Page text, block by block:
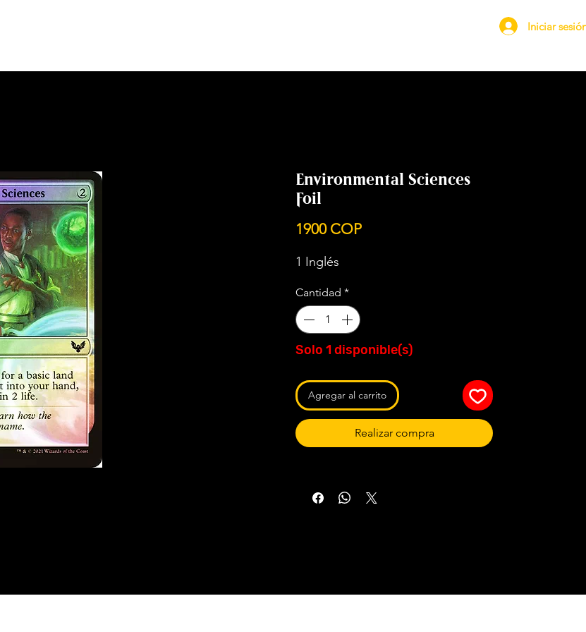
Iniciar
Environmental Sciences
Foil
1900 COPPrecio
1 Inglés
Cantidad *
Solo 1 disponible(s)
Agregar al carrito
Realizar compra